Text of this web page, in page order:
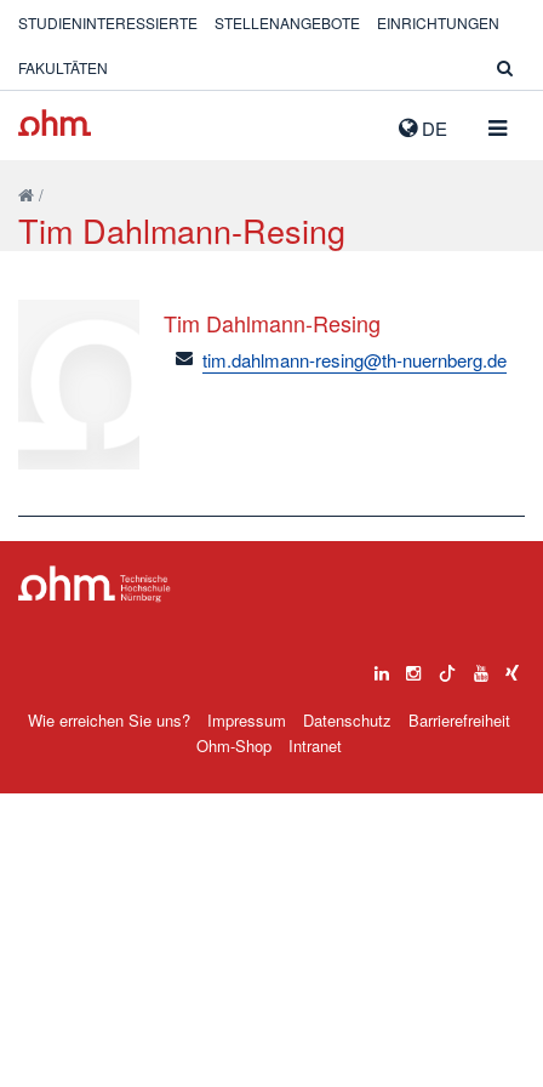
DE
STUDIENINTERESSIERTE STELLENANGEBOTE EINRICHTUNGEN
FAKULTÄTEN
/
Tim Dahlmann-Resing
Tim Dahlmann-Resing
email
tim.dahlmann-resing@th-nuernberg.de
Wie erreichen Sie uns? Impressum Datenschutz
Barrierefreiheit
Ohm-Shop
Intranet